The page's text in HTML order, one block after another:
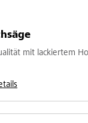
mit lackiertem